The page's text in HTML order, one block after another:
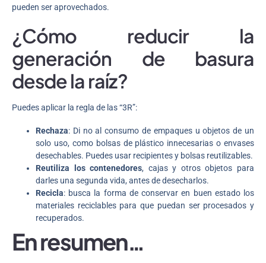
pueden ser aprovechados.
¿Cómo reducir la
generación de basura
desde la raíz?
Puedes aplicar la regla de las “3R”:
Rechaza: Di no al consumo de empaques u objetos de un
solo uso, como bolsas de plástico innecesarias o envases
desechables. Puedes usar recipientes y bolsas reutilizables.
Reutiliza los contenedores, cajas y otros objetos para
darles una segunda vida, antes de desecharlos.
Recicla: busca la forma de conservar en buen estado los
materiales reciclables para que puedan ser procesados y
recuperados.
En resumen…